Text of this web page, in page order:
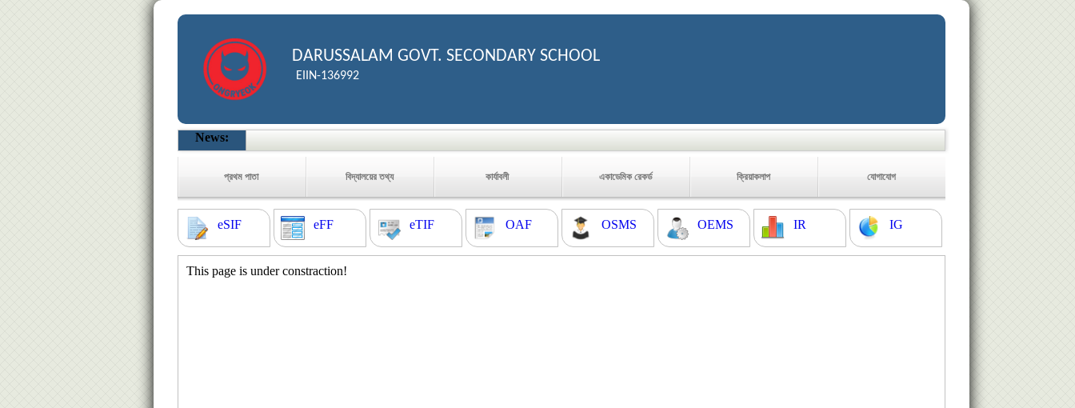
DARUSSALAM GOVT. SECONDARY SCHOOL
EIIN-136992
News:
প্রথম পাতা বিদ্যালয়ের তথ্য কার্যাবলী একাডেমিক রেকর্ড ক্রিয়াকলাপ যোগাযোগ
eSIF eFF eTIF OAF OSMS OEMS IR IG
This page is under constraction!